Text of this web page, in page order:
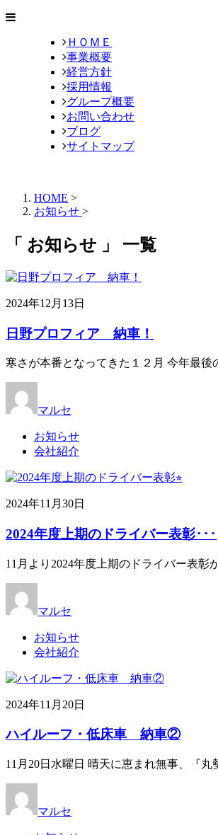
ＨＯＭＥ
事業概要
経営方針
採用情報
グループ概要
お問い合わせ
ブログ
サイトマップ
HOME >
お知らせ >
「 お知らせ 」 一覧
2024年12月13日
日野プロフィア 納車！
寒さが本番となってきた１２月 今年最
マルセ
お知らせ
会社紹介
2024年11月30日
2024年度上期のドライバー表彰･･･
11月より2024年度上期のドライバー表
マルセ
お知らせ
会社紹介
2024年11月20日
ハイルーフ・低床車 納車②
11月20日水曜日 晴天に恵まれ無事、『
マルセ